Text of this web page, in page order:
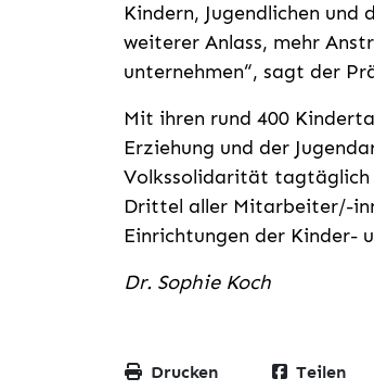
Kindern, Jugendlichen
weiterer Anlass, mehr
unternehmen“, sagt der
Mit ihren rund 400
Erziehung und der
Volkssolidarität tagtäglich
Drittel aller Mitarbeiter/-
Einrichtungen der Kinder-
Dr. Sophie Koch
Drucken Teilen